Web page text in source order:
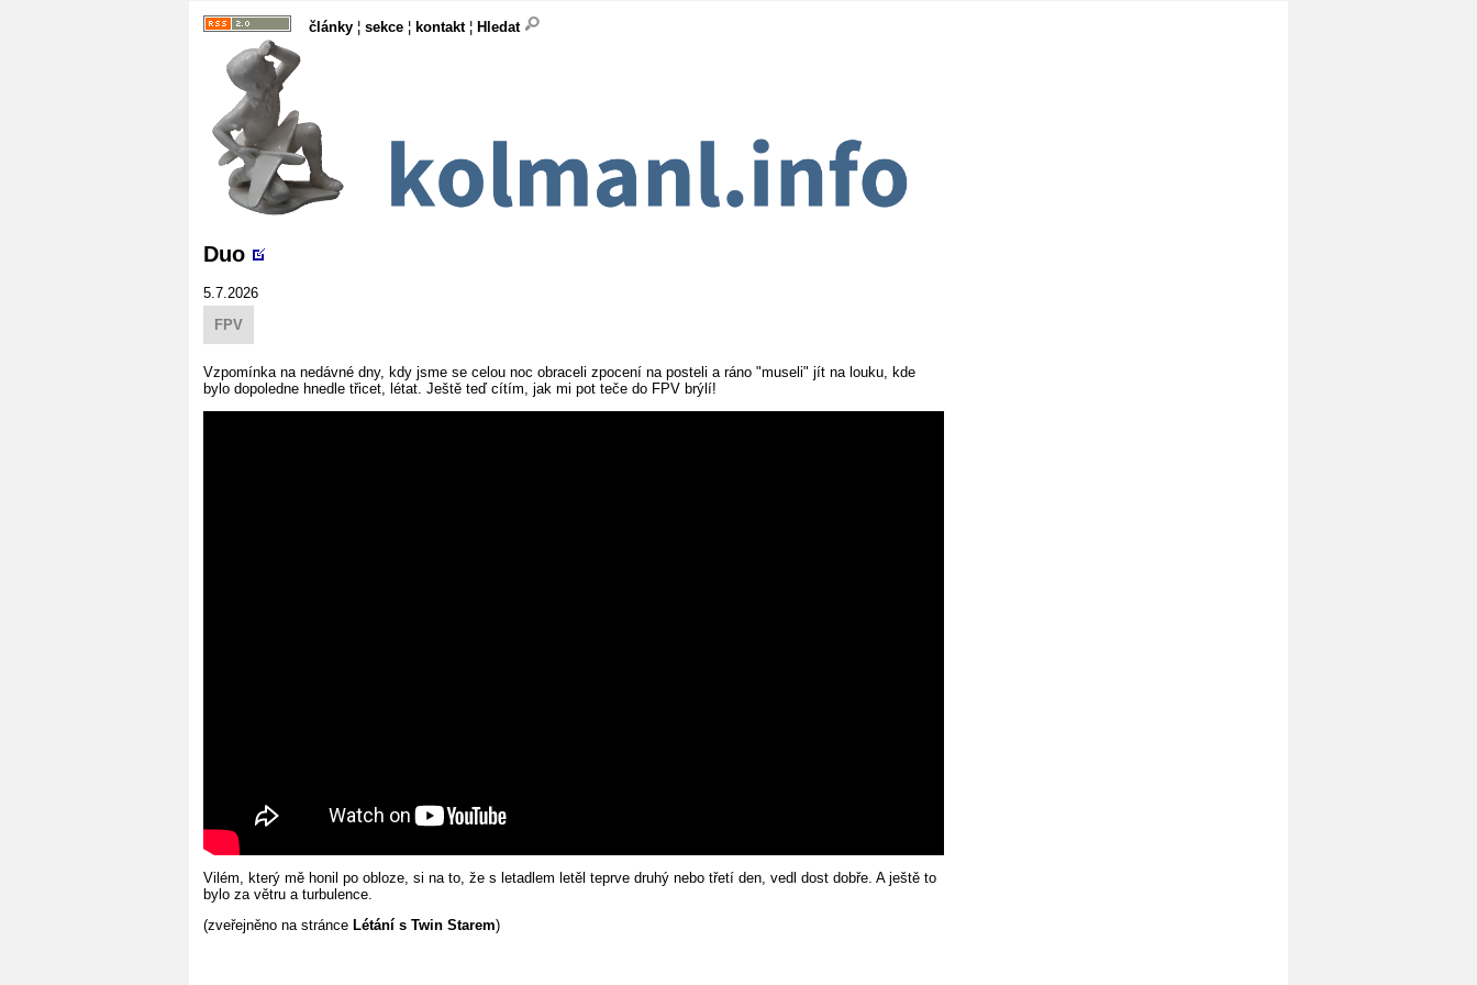
články ¦ sekce ¦ kontakt¦ Hledat
Duo
5.7.2026
FPV
Vzpomínka na nedávné dny, kdy jsme se celou noc obraceli zpocení na posteli a ráno "museli" jít na louku, kde
bylo dopoledne hnedle třicet, létat. Ještě teď cítím, jak mi pot teče do FPV brýlí!
Vilém, který mě honil po obloze, si na to, že s letadlem letěl teprve druhý nebo třetí den, vedl dost dobře. A ještě to
bylo za větru a turbulence.
(zveřejněno na stránce Létání s Twin Starem)